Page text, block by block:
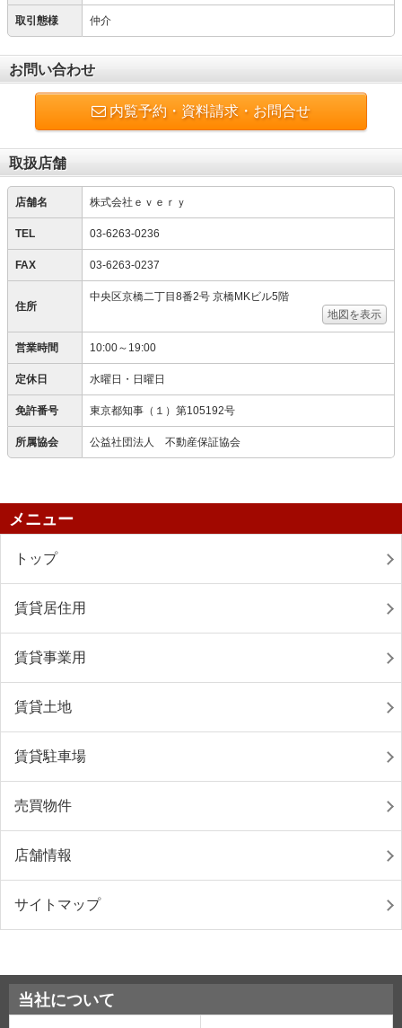
取引態様 仲介
お問い合わせ
内覧予約・資料請求・お問合せ
取扱店舗
店舗名 株式会社ｅｖｅｒｙ
TEL 03-6263-0236
FAX 03-6263-0237
住所
中央区京橋二丁目8番2号 京橋MKビル5階
地図を表示
営業時間 10:00～19:00
定休日 水曜日・日曜日
免許番号 東京都知事（１）第105192号
所属協会 公益社団法人 不動産保証協会
メニュー
トップ
賃貸居住用
賃貸事業用
賃貸土地
賃貸駐車場
売買物件
店舗情報
サイトマップ
当社について